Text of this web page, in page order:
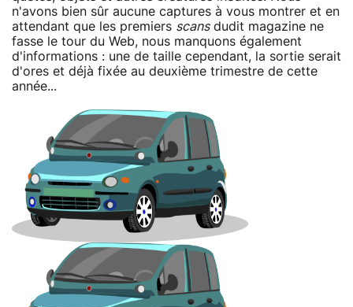
n'avons bien sûr aucune captures à vous montrer et en
attendant que les premiers scansdudit magazine ne
fasse le tour du Web, nous manquons également
d'informations : une de taille cependant, la sortie serait
d'ores et déjà fixée au deuxième trimestre de cette
année...